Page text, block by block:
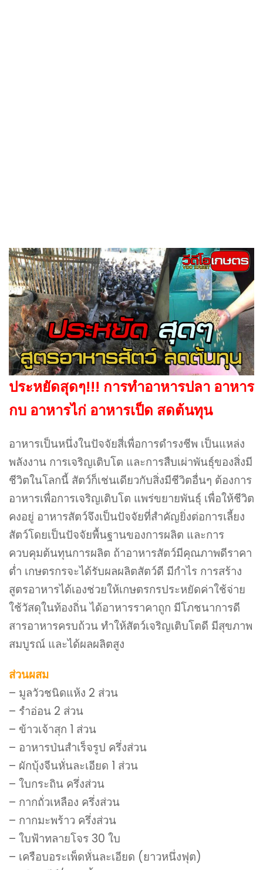
ประหยัดสุดๆ!!! การทำอาหารปลา อาหาร
กบ อาหารไก่ อาหารเป็ด สดต้นทุน
อาหารเป็นหนึ่งในปัจจัยสี่เพื่อการดำรงชีพ เป็นแหล่ง
พลังงาน การเจริญเติบโต และการสืบเผ่าพันธุ์ของสิ่งมี
ชีวิตในโลกนี้ สัตว์ก็เช่นเดียวกับสิ่งมีชีวิตอื่นๆ ต้องการ
อาหารเพื่อการเจริญเติบโต แพร่ขยายพันธุ์ เพื่อให้ชีวิต
คงอยู่ อาหารสัตว์จึงเป็นปัจจัยที่สำคัญยิ่งต่อการเลี้ยง
สัตว์โดยเป็นปัจจัยพื้นฐานของการผลิต และการ
ควบคุมต้นทุนการผลิต ถ้าอาหารสัตว์มีคุณภาพดีราคา
ต่ำ เกษตรกรจะได้รับผลผลิตสัตว์ดี มีกำไร การสร้าง
สูตรอาหารได้เองช่วยให้เกษตรกรประหยัดค่าใช้จ่าย
ใช้วัสดุในท้องถิ่น ได้อาหารราคาถูก มีโภชนาการดี
สารอาหารครบถ้วน ทำให้สัตว์เจริญเติบโตดี มีสุขภาพ
สมบูรณ์ และได้ผลผลิตสูง
ส่วนผสม
– มูลวัวชนิดแห้ง 2 ส่วน
– รำอ่อน 2 ส่วน
– ข้าวเจ้าสุก 1 ส่วน
– อาหารป่นสำเร็จรูป ครึ่งส่วน
– ผักบุ้งจีนหั่นละเอียด 1 ส่วน
– ใบกระถิน ครึ่งส่วน
– กากถั่วเหลือง ครึ่งส่วน
– กากมะพร้าว ครึ่งส่วน
– ใบฟ้าทลายโจร 30 ใบ
– เครือบอระเพ็ดหั่นละเอียด (ยาวหนึ่งฟุต)